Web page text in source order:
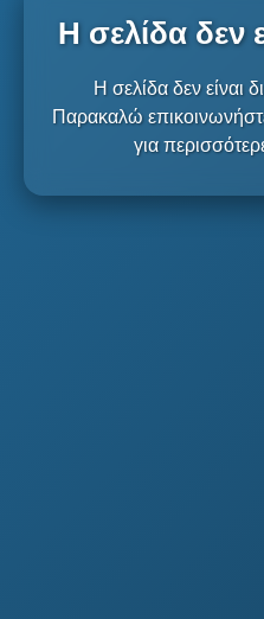
Η σελίδα δεν
Η σελίδα δεν είναι
Παρακαλώ
για